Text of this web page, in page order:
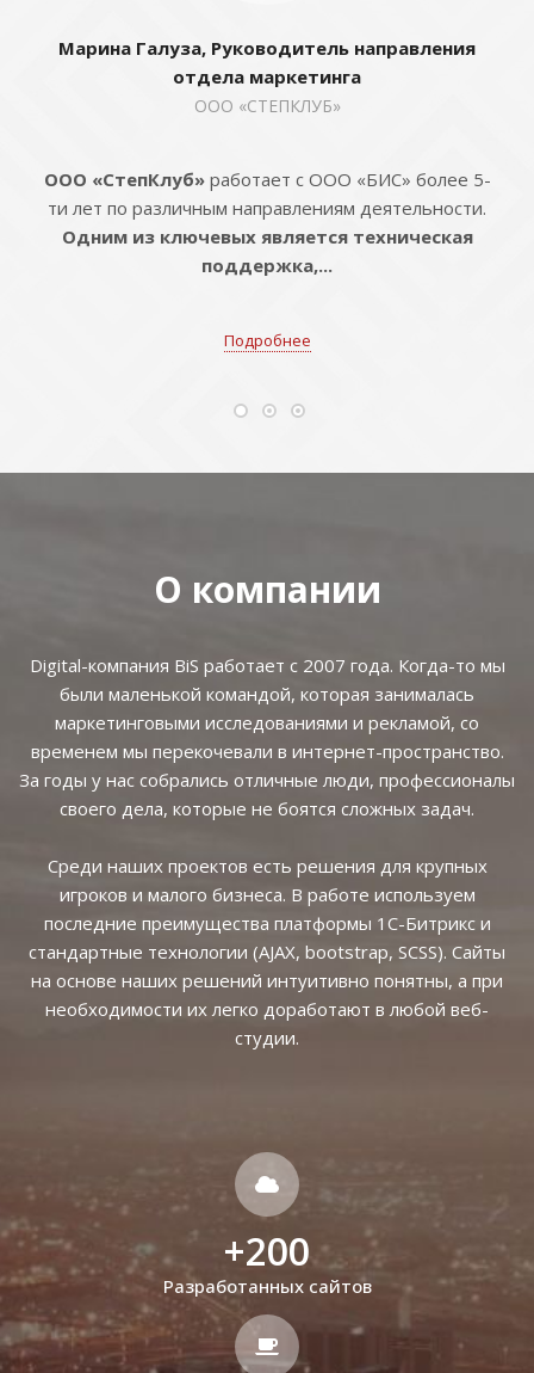
Марина Галуза, Руководитель направления
отдела маркетинга
ООО «СТЕПКЛУБ»
ООО «СтепКлуб»работает с ООО «БИС» более 5-
ти лет по различным направлениям деятельности.
Одним из ключевых является техническая
поддержка,...
Подробнее
О компании
Digital-компания BiS работает с 2007 года. Когда-то мы
были маленькой командой, которая занималась
маркетинговыми исследованиями и рекламой, со
временем мы перекочевали в интернет-пространство.
За годы у нас собрались отличные люди, профессионалы
своего дела, которые не боятся сложных задач.
Среди наших проектов есть решения для крупных
игроков и малого бизнеса. В работе используем
последние преимущества платформы 1С-Битрикс и
стандартные технологии (AJAX, bootstrap, SCSS). Сайты
на основе наших решений интуитивно понятны, а при
необходимости их легко доработают в любой веб-
студии.
+200
Разработанных сайтов